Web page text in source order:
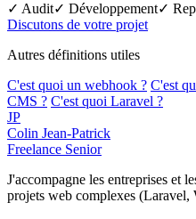
✓ Audit✓ Développement✓
Discutons de votre projet
Autres définitions utiles
C'est quoi un webhook ? C'est
CMS ? C'est quoi Laravel ?
JP
Colin Jean-Patrick
Freelance Senior
J'accompagne les entreprises et
projets web complexes (Laravel,